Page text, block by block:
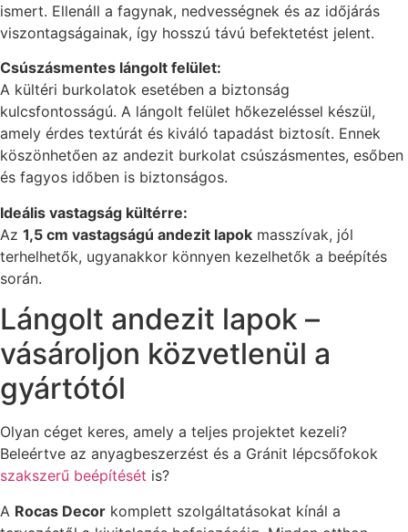
ismert. Ellenáll a fagynak, nedvességnek és az időjárás
viszontagságainak, így hosszú távú befektetést jelent.
Csúszásmentes lángolt felület:
A kültéri burkolatok esetében a biztonság
kulcsfontosságú. A lángolt felület hőkezeléssel készül,
amely érdes textúrát és kiváló tapadást biztosít. Ennek
köszönhetően az andezit burkolat csúszásmentes, esőben
és fagyos időben is biztonságos.
Ideális vastagság kültérre:
Az 1,5 cm vastagságú andezit lapok masszívak, jól
terhelhetők, ugyanakkor könnyen kezelhetők a beépítés
során.
Lángolt andezit lapok –
vásároljon közvetlenül a
gyártótól
Olyan céget keres, amely a teljes projektet kezeli?
Beleértve az anyagbeszerzést és a Gránit lépcsőfokok
szakszerű beépítését is?
A Rocas Decor komplett szolgáltatásokat kínál a